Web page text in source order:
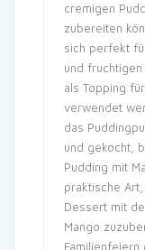
cremigen
zubereiten
sich perfekt
und
als Topping
verwendet
das
und gekocht,
Pudding mit
praktische
Dessert mit
Mango